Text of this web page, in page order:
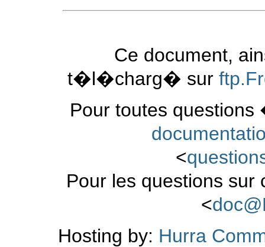
Ce document,
t�l�charg� sur
Pour toutes
<
Pour les questions sur
<
Hosting by: Hurra